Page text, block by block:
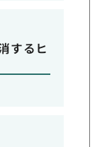
するヒ